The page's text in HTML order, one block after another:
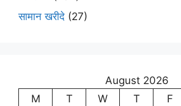
सामान खरीदे (27)
August 2026
M
T W T F